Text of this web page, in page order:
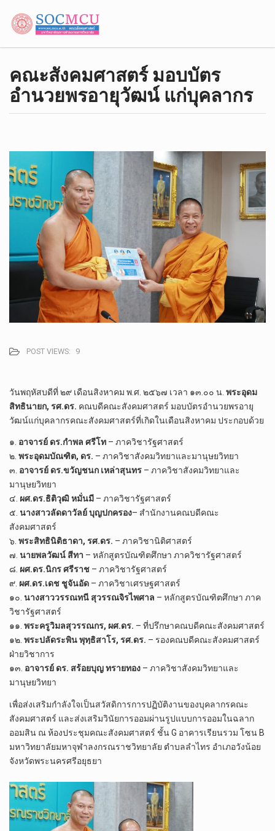
คณะสังคมศาสตร์ มอบบัตร
อำนวยพรอายุวัฒน์ แก่บุคลากร
POST VIEWS: 9
วันพฤหัสบดีที่ ๒๙ เดือนสิงหาคม พ.ศ. ๒๕๖๗ เวลา ๑๓.๐๐ น. พระอุดม
สิทธินายก, รศ.ดร. คณบดีคณะสังคมศาสตร์ มอบบัตรอำนวยพรอายุ
วัฒน์แก่บุคลากรคณะสังคมศาสตร์ที่เกิดในเดือนสิงหาคม ประกอบด้วย
๑. อาจารย์ ดร.กำพล ศรีโท – ภาควิชารัฐศาสตร์
๒. พระอุดมบัณฑิต, ดร. – ภาควิชาสังคมวิทยาและมานุษยวิทยา
๓. อาจารย์ ดร.ขวัญชนก เหล่าสุนทร – ภาควิชาสังคมวิทยาและ
มานุษยวิทยา
๔. ผศ.ดร.ธิติวุฒิ หมั่นมี – ภาควิชารัฐศาสตร์
๕. นางสาวลัดดาวัลย์ บุญปกครอง– สำนักงานคณบดีคณะ
สังคมศาสตร์
๖. พระสิทธินิติธาดา, รศ.ดร. – ภาควิชานิติศาสตร์
๗. นายพลวัฒน์ สีทา – หลักสูตรบัณฑิตศึกษา ภาควิชารัฐศาสตร์
๘. ผศ.ดร.นิกร ศรีราช – ภาควิชารัฐศาสตร์
๙. ผศ.ดร.เดช ชูจันอัด – ภาควิชาเศรษฐศาสตร์
๑๐. นางสาววรรณทนี สุวรรณจิรไพศาล – หลักสูตรบัณฑิตศึกษา ภาค
วิชารัฐศาสตร์
๑๑. พระครูวิมลสุวรรณกร, ผศ.ดร. – ที่ปรึกษาคณบดีคณะสังคมศาสตร์
๑๒. พระปลัดระพิน พุทฺธิสาโร, รศ.ดร. – รองคณบดีคณะสังคมศาสตร์
ฝ่ายวิชาการ
๑๓. อาจารย์ ดร. สร้อยบุญ ทรายทอง – ภาควิชาสังคมวิทยาและ
มานุษยวิทยา
เพื่อส่งเสริมกำลังใจเป็นสวัสดิการการปฏิบัติงานของบุคลากรคณะ
สังคมศาสตร์ และส่งเสริมวินัยการออมผ่านรูปแบบการออมในฉลาก
ออมสิน ณ ห้องประชุมคณะสังคมศาสตร์ ชั้น G อาคารเรียนรวม โซน B
มหาวิทยาลัยมหาจุฬาลงกรณราชวิทยาลัย ตำบลลำไทร อำเภอวังน้อย
จังหวัดพระนครศรีอยุธยา